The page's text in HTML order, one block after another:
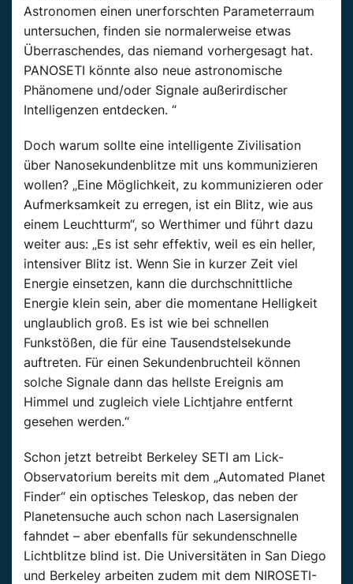
Astronomen einen unerforschten Parameterraum
untersuchen, finden sie normalerweise etwas
Überraschendes, das niemand vorhergesagt hat.
PANOSETI könnte also neue astronomische
Phänomene und/oder Signale außerirdischer
Intelligenzen entdecken. “
Doch warum sollte eine intelligente Zivilisation
über Nanosekundenblitze mit uns kommunizieren
wollen? „Eine Möglichkeit, zu kommunizieren oder
Aufmerksamkeit zu erregen, ist ein Blitz, wie aus
einem Leuchtturm“, so Werthimer und führt dazu
weiter aus: „Es ist sehr effektiv, weil es ein heller,
intensiver Blitz ist. Wenn Sie in kurzer Zeit viel
Energie einsetzen, kann die durchschnittliche
Energie klein sein, aber die momentane Helligkeit
unglaublich groß. Es ist wie bei schnellen
Funkstößen, die für eine Tausendstelsekunde
auftreten. Für einen Sekundenbruchteil können
solche Signale dann das hellste Ereignis am
Himmel und zugleich viele Lichtjahre entfernt
gesehen werden.“
Schon jetzt betreibt Berkeley SETI am Lick-
Observatorium bereits mit dem „Automated Planet
Finder“ ein optisches Teleskop, das neben der
Planetensuche auch schon nach Lasersignalen
fahndet – aber ebenfalls für sekundenschnelle
Lichtblitze blind ist. Die Universitäten in San Diego
und Berkeley arbeiten zudem mit dem NIROSETI-